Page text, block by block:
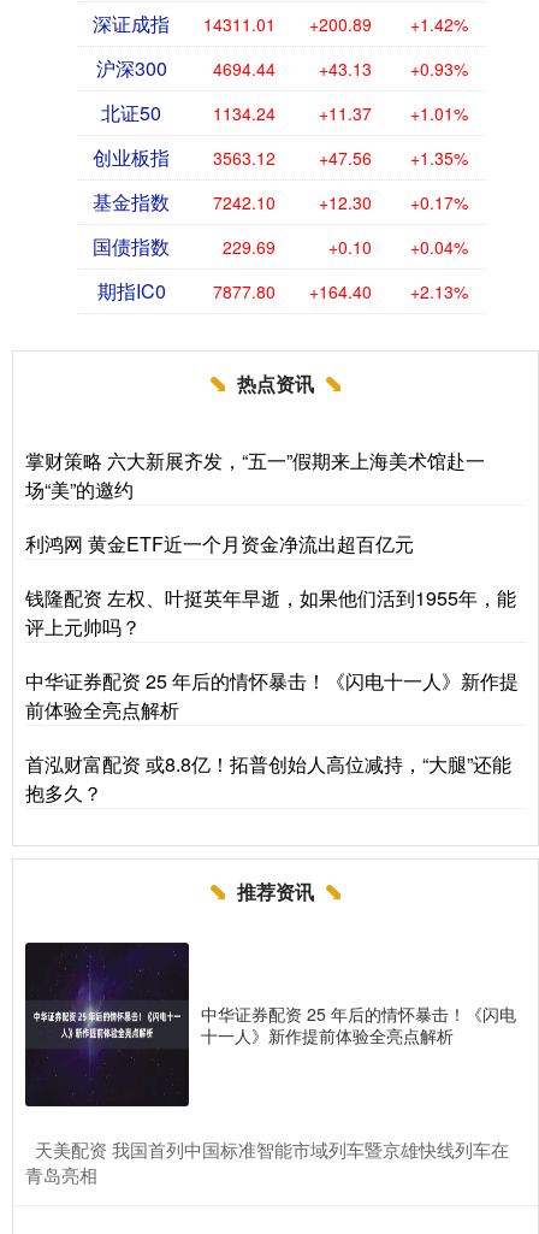
深证成指 14311.01 +200.89 +1.42%
沪深300 4694.44 +43.13 +0.93%
北证50 1134.24 +11.37 +1.01%
创业板指 3563.12 +47.56 +1.35%
基金指数 7242.10 +12.30 +0.17%
国债指数 229.69 +0.10 +0.04%
期指IC0 7877.80 +164.40 +2.13%
热点资讯
掌财策略 六大新展齐发，“五一”假期来上海美术馆赴一
场“美”的邀约
利鸿网 黄金ETF近一个月资金净流出超百亿元
钱隆配资 左权、叶挺英年早逝，如果他们活到1955年，能
评上元帅吗？
中华证券配资 25 年后的情怀暴击！《闪电十一人》新作提
前体验全亮点解析
首泓财富配资 或8.8亿！拓普创始人高位减持，“大腿”还能
抱多久？
推荐资讯
中华证券配资 25 年后的情怀暴击！《闪电
十一人》新作提前体验全亮点解析
​天美配资 我国首列中国标准智能市域列车暨京雄快线列车在
青岛亮相